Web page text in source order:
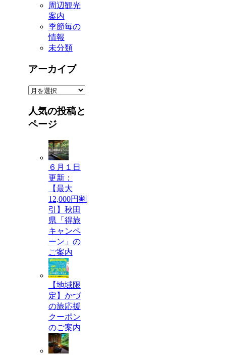
周辺観光
案内
季節毎の
情報
未分類
アーカイブ
ア
カ
イ
人気の投稿と
ページ
６月１日
更新：
【最大
12,000円割
引】秋田
県「得旅
キャンペ
ーン」の
ご案内
【地域限
定】かづ
の旅応援
クーポン
のご案内